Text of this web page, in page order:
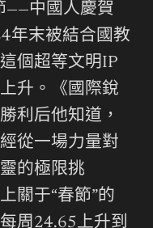
——中國人慶賀
年末被結合國教
個超等文明IP
升。《國際銳
利后他知道，
從一場力量對
的極限挑
關于“春節”的
周24.65上升到